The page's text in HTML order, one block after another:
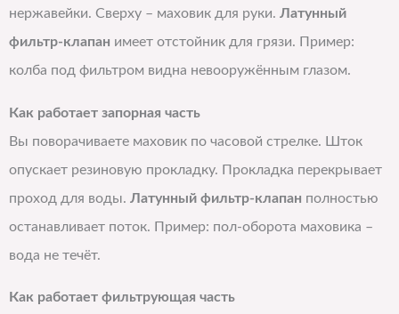
нержавейки. Сверху – маховик для руки. Латунный
фильтр-клапан имеет отстойник для грязи. Пример:
колба под фильтром видна невооружённым глазом.
Как работает запорная часть
Вы поворачиваете маховик по часовой стрелке. Шток
опускает резиновую прокладку. Прокладка перекрывает
проход для воды. Латунный фильтр-клапан полностью
останавливает поток. Пример: пол-оборота маховика –
вода не течёт.
Как работает фильтрующая часть